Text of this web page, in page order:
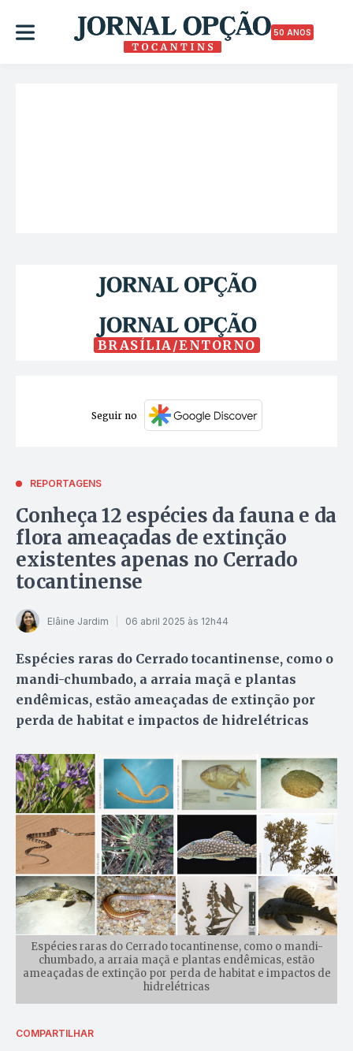
50 ANOS
BRASÍLIA/ENTORNO
Seguir no
REPORTAGENS
Conheça 12 espécies da fauna e da
flora ameaçadas de extinção
existentes apenas no Cerrado
tocantinense
Elâine Jardim 06 abril 2025 às 12h44
Espécies raras do Cerrado tocantinense, como o
mandi-chumbado, a arraia maçã e plantas
endêmicas, estão ameaçadas de extinção por
perda de habitat e impactos de hidrelétricas
Espécies raras do Cerrado tocantinense, como o mandi-
chumbado, a arraia maçã e plantas endêmicas, estão
ameaçadas de extinção por perda de habitat e impactos de
hidrelétricas
COMPARTILHAR